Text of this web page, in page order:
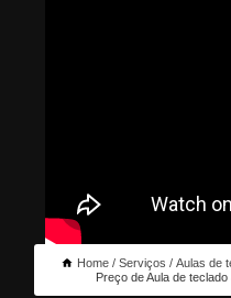
Home Serviços Aulas de
Preço de Aula de